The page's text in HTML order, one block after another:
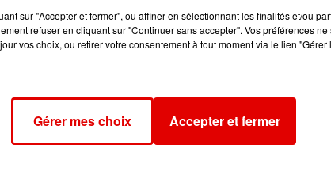
sur "Accepter et fermer", ou affiner en sélectionnant les finalités et/ou
refuser en cliquant sur "Continuer sans accepter". Vos préférences
vos choix, ou retirer votre consentement à tout moment via le lien
Gérer mes choix Accepter et fermer